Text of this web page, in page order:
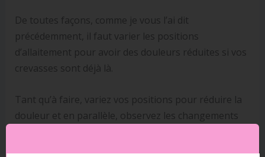
De toutes façons, comme je vous l’ai dit
précédemment, il faut varier les positions
d’allaitement pour avoir des douleurs réduites si vos
crevasses sont déjà là.
Tant qu’à faire, variez vos positions pour réduire la
douleur et en parallèle, observez les changements